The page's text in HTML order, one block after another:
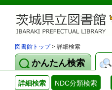
図書館トップ> 詳細検索
かんたん検索
詳細検索 NDC分類検索